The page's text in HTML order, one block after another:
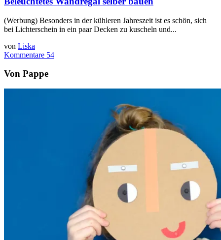
(Werbung) Besonders in der kühleren Jahreszeit ist es schön, sich
bei Lichterschein in ein paar Decken zu kuscheln und...
von Liska
Kommentare 54
Von Pappe